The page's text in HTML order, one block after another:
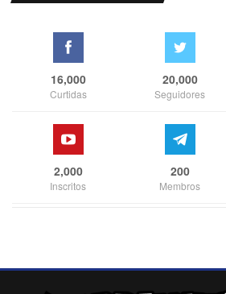
16,000
Curtidas
20,000
Seguidores
2,000
Inscritos
200
Membros